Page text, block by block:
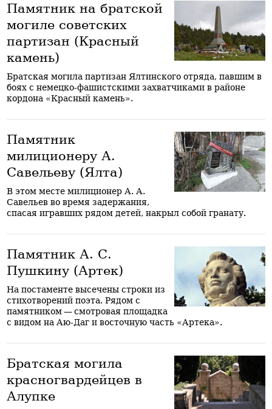
Памятник на братской
могиле советских
партизан (Красный
камень)
Братская могила партизан Ялтинского отряда, павшим в
боях с немецко-фашистскими захватчиками в районе
кордона «Красный камень».
Памятник
милиционеру А.
Савельеву (Ялта)
В этом месте милиционер А. А.
Савельев во время задержания,
спасая игравших рядом детей, накрыл собой гранату.
Памятник А. С.
Пушкину (Артек)
На постаменте высечены строки из
стихотворений поэта. Рядом с
памятником — смотровая площадка
с видом на Аю-Даг и восточную часть «Артека».
Братская могила
красногвардейцев в
Алупке